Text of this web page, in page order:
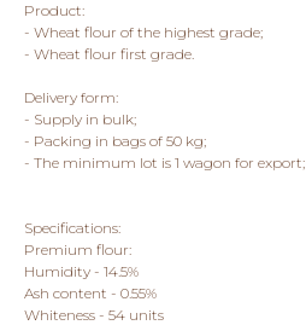
Product:
- Wheat flour of the highest grade;
- Wheat flour first grade.
Delivery form:
- Supply in bulk;
- Packing in bags of 50 kg;
- The minimum lot is 1 wagon for export;
Specifications:
Premium flour:
Humidity - 14.5%
Ash content - 0.55%
Whiteness - 54 units